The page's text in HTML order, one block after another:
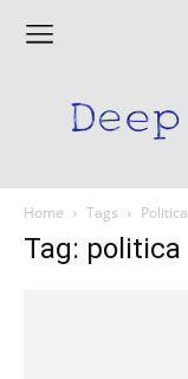
Home Tags Politica
Tag: politica